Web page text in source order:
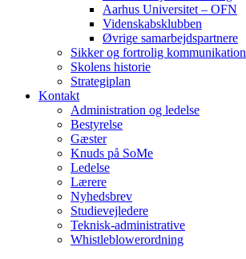
Aarhus Universitet – OFN
Videnskabsklubben
Øvrige samarbejdspartnere
Sikker og fortrolig kommunikation
Skolens historie
Strategiplan
Kontakt
Administration og ledelse
Bestyrelse
Gæster
Knuds på SoMe
Ledelse
Lærere
Nyhedsbrev
Studievejledere
Teknisk-administrative
Whistleblowerordning